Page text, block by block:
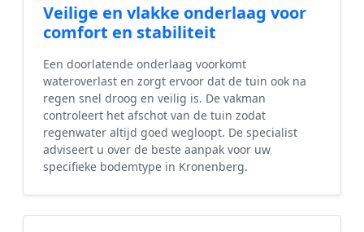
Veilige en vlakke onderlaag voor
comfort en stabiliteit
Een doorlatende onderlaag voorkomt
wateroverlast en zorgt ervoor dat de tuin ook na
regen snel droog en veilig is. De vakman
controleert het afschot van de tuin zodat
regenwater altijd goed wegloopt. De specialist
adviseert u over de beste aanpak voor uw
specifieke bodemtype in Kronenberg.